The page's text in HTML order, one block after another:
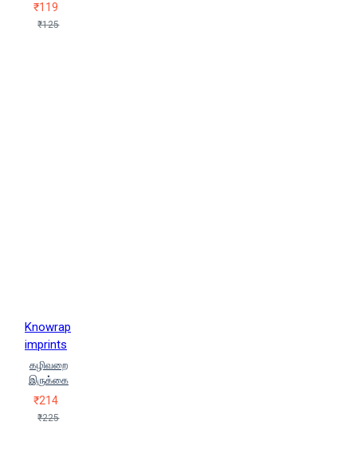
₹119
₹125
Knowrap
imprints
கழிவறை
இருக்கை
₹214
₹225